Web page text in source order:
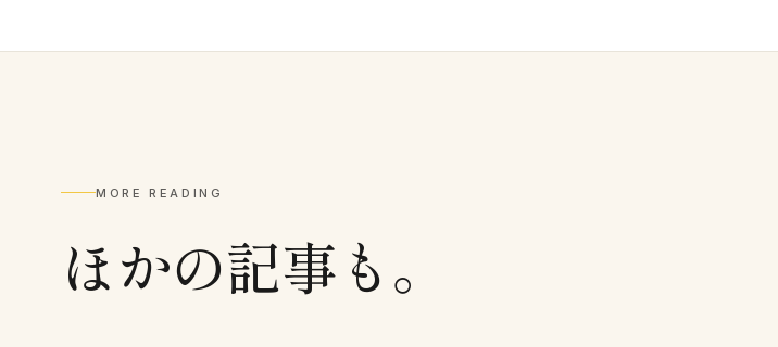
MORE READING
ほかの記事も。